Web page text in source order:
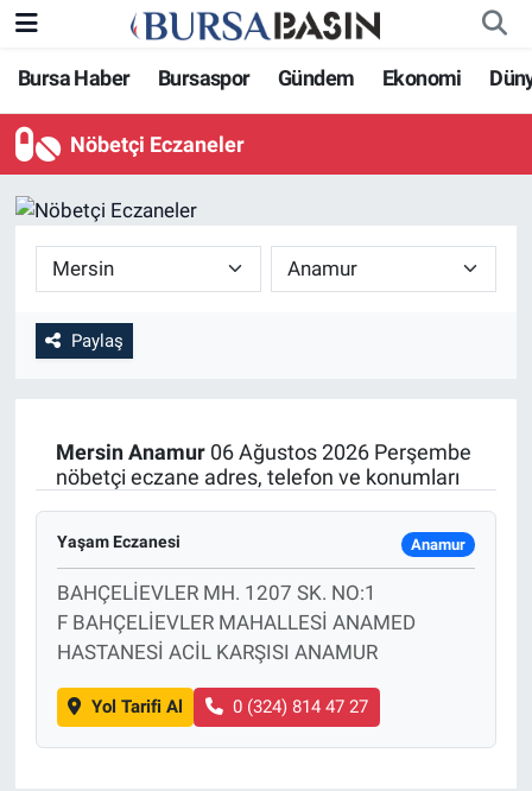
Bursa Haber Bursaspor Gündem Ekonomi
Nöbetçi Eczaneler
Paylaş
Mersin Anamur06 Ağustos 2026 Perşembe
nöbetçi eczane adres, telefon ve konumları
Yaşam Eczanesi Anamur
BAHÇELİEVLER MH. 1207 SK. NO:1
F BAHÇELİEVLER MAHALLESİ ANAMED
HASTANESİ ACİL KARŞISI ANAMUR
Yol Tarifi Al 0 (324) 814 47 27
Bursa Haber
Genel
Politika
Bilim, Teknoloji
KÜLTÜR-SANAT
Bursaspor
Gündem
Sağlık
Eğitim
Ekonomi
Bursa Nöbetçi Eczaneler
Bursa Hava Durumu
Bursa Namaz Vakitleri
Bursa Trafik Yoğunluk Haritası
Süper Lig Puan Durumu ve Fikstür
Son Dakika Haberleri
Haber Arşivi